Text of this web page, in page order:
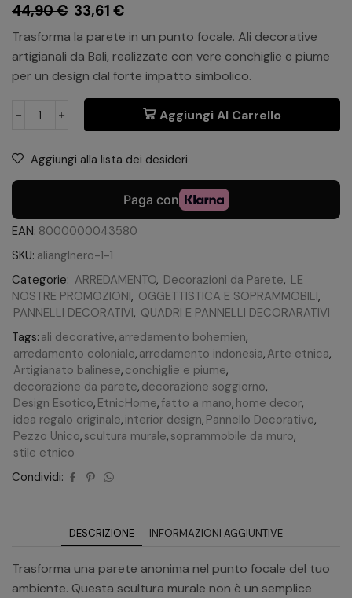
44,90€ 33,61 €
Trasforma la parete in un punto focale. Ali decorative
artigianali da Bali, realizzate con vere conchiglie e piume
per un design dal forte impatto simbolico.
Aggiungi Al Carrello
Aggiungi alla lista dei desideri
EAN: 8000000043580
SKU: alianglnero-1-1
Categorie: ARREDAMENTO, Decorazioni da Parete, LE
NOSTRE PROMOZIONI, OGGETTISTICA E SOPRAMMOBILI,
PANNELLI DECORATIVI, QUADRI E PANNELLI DECORARATIVI
Tags: ali decorative, arredamento bohemien,
arredamento coloniale, arredamento indonesia, Arte etnica,
Artigianato balinese, conchiglie e piume,
decorazione da parete, decorazione soggiorno,
Design Esotico, EtnicHome, fatto a mano, home decor,
idea regalo originale, interior design, Pannello Decorativo,
Pezzo Unico, scultura murale, soprammobile da muro,
stile etnico
Condividi:
DESCRIZIONE INFORMAZIONI AGGIUNTIVE
Trasforma una parete anonima nel punto focale del tuo
ambiente. Questa scultura murale non è un semplice